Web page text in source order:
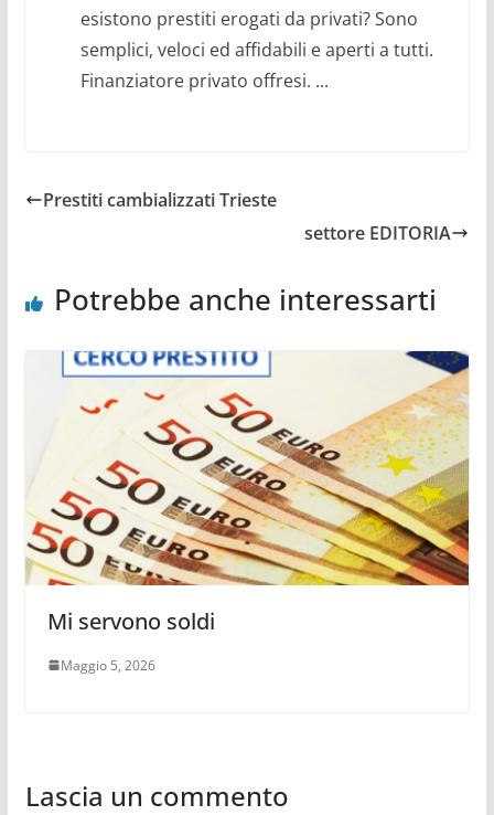
esistono prestiti erogati da privati? Sono
semplici, veloci ed affidabili e aperti a tutti.
Finanziatore privato offresi. ...
Prestiti cambializzati Trieste
settore EDITORIA
Potrebbe anche interessarti
Mi servono soldi
Maggio 5, 2026
Lascia un commento